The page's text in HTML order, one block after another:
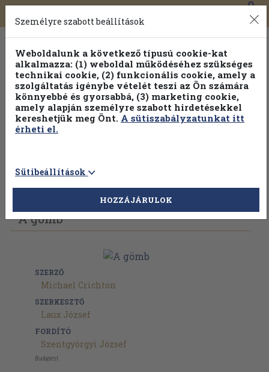
Toggle
navigation
0
Vissza az előző oldalra Válasszon példányt
A gömb
SZERZŐ
Michael Crichton
SZERKESZTŐ
Laux József
FORDÍTÓ
Szentgyörgyi József
Budapest
Személyre szabott beállítások
Weboldalunk a következő típusú cookie-kat
alkalmazza: (1) weboldal működéséhez szükséges
technikai cookie, (2) funkcionális cookie, amely a
szolgáltatás igénybe vételét teszi az Ön számára
könnyebbé és gyorsabbá, (3) marketing cookie,
amely alapján személyre szabott hirdetésekkel
kereshetjük meg Önt. A sütiszabályzatunkat itt
érheti el.
Sütibeállítások
HOZZÁJÁRULOK